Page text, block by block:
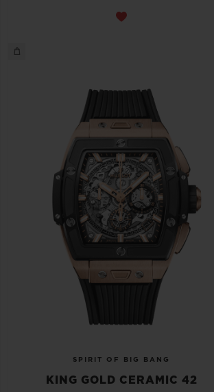
SPIRIT OF BIG BANG
KING GOLD CERAMIC 42